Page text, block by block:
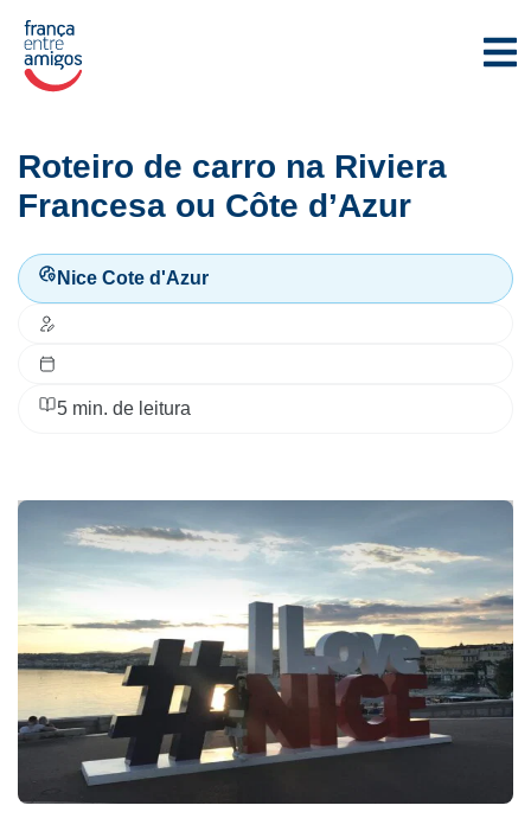
Roteiro de carro na Riviera
Francesa ou Côte d’Azur
Nice Cote d'Azur
5 min. de leitura